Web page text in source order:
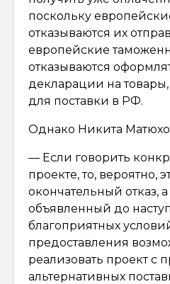
поскольку
отказываются их
европейские
отказываются
декларации на
для поставки в РФ.
Однако Никита
— Если говорить
проекте, то, вероятно,
окончательный отказ,
объявленный до
благоприятных
предоставления
реализовать проект с
альтернативных